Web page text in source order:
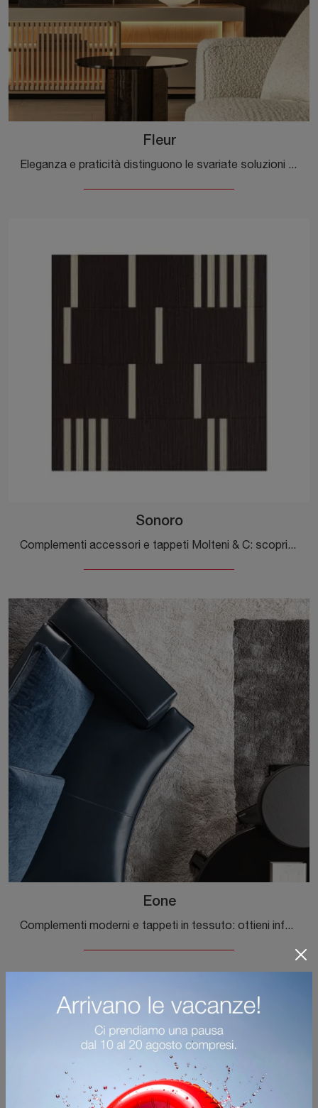
Fleur
Eleganza e praticità distinguono le svariate soluzioni del brand, tra cui questo modello di Tavolino Fleur di Molteni & C in vetro di grande valore ...
Sonoro
Complementi accessori e tappeti Molteni & C: scopri come completare i tuoi interni moderni con il modello Sonoro.
Eone
Complementi moderni e tappeti in tessuto: ottieni informazioni sul modello Eone di Molteni & C e potrai valorizzare i tuoi spazi.